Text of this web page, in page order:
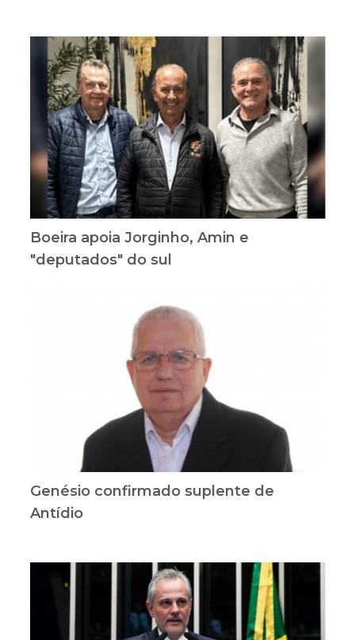
Boeira apoia Jorginho, Amin e
"deputados" do sul
Genésio confirmado suplente de
Antídio